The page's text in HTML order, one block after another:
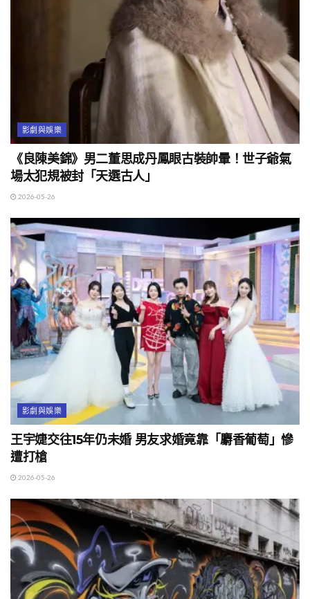
影劇與娛樂
《良陳美錦》男二董思成丹鳳眼古裝帥暈！世子爺氣
場太犯規被封「天選古人」
2026-05-26
影劇與娛樂
王宇婕交往15年仍未婚 男友求婚竟靠「麝香葡萄」慘
遭打槍
2026-05-26